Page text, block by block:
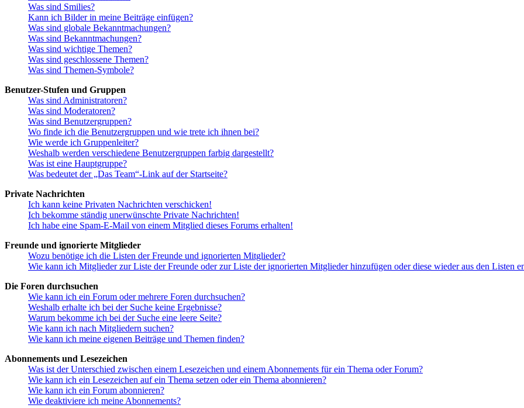
Was sind Smilies?
Kann ich Bilder in meine Beiträge einfügen?
Was sind globale Bekanntmachungen?
Was sind Bekanntmachungen?
Was sind wichtige Themen?
Was sind geschlossene Themen?
Was sind Themen-Symbole?
Benutzer-Stufen und Gruppen
Was sind Administratoren?
Was sind Moderatoren?
Was sind Benutzergruppen?
Wo finde ich die Benutzergruppen und wie trete ich ihnen bei?
Wie werde ich Gruppenleiter?
Weshalb werden verschiedene Benutzergruppen farbig dargestellt?
Was ist eine Hauptgruppe?
Was bedeutet der „Das Team“-Link auf der Startseite?
Private Nachrichten
Ich kann keine Privaten Nachrichten verschicken!
Ich bekomme ständig unerwünschte Private Nachrichten!
Ich habe eine Spam-E-Mail von einem Mitglied dieses Forums erhalten!
Freunde und ignorierte Mitglieder
Wozu benötige ich die Listen der Freunde und ignorierten Mitglieder?
Wie kann ich Mitglieder zur Liste der Freunde oder zur Liste der ignorierten Mitglieder hinzufügen oder diese wieder aus den Listen
Die Foren durchsuchen
Wie kann ich ein Forum oder mehrere Foren durchsuchen?
Weshalb erhalte ich bei der Suche keine Ergebnisse?
Warum bekomme ich bei der Suche eine leere Seite?
Wie kann ich nach Mitgliedern suchen?
Wie kann ich meine eigenen Beiträge und Themen finden?
Abonnements und Lesezeichen
Was ist der Unterschied zwischen einem Lesezeichen und einem Abonnements für ein Thema oder Forum?
Wie kann ich ein Lesezeichen auf ein Thema setzen oder ein Thema abonnieren?
Wie kann ich ein Forum abonnieren?
Wie deaktiviere ich meine Abonnements?